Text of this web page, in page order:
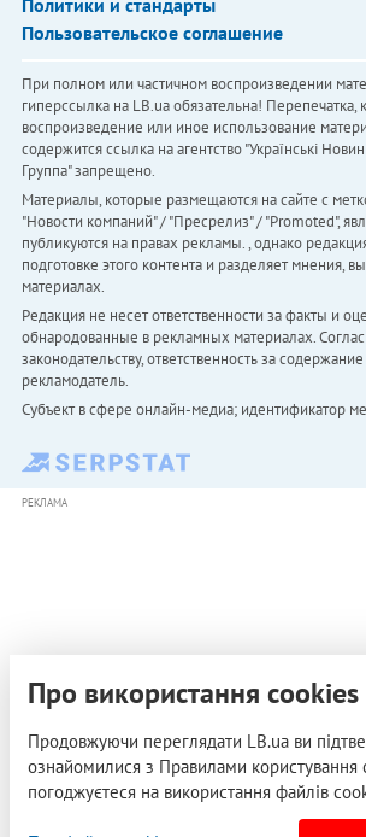
Политики и стандарты
Пользовательское соглашение
При полном или частичном воспроизведении
гиперссылка на LB.ua обязательна! Перепечатка,
воспроизведение или иное использование
содержится ссылка на агентство "Українськi
Группа" запрещено.
Материалы, которые размещаются на сайте с
"Новости компаний" / "Пресрелиз" / "Promoted",
публикуются на правах рекламы. , однако
подготовке этого контента и разделяет мнения,
материалах.
Редакция не несет ответственности за факты и
обнародованные в рекламных материалах.
законодательству, ответственность за
рекламодатель.
Субъект в сфере онлайн-медиа; идентификатор
РЕКЛАМА
Про використання cookies
Продовжуючи переглядати LB.ua ви
ознайомилися з Правилами користування
погоджуєтеся на використання файлів